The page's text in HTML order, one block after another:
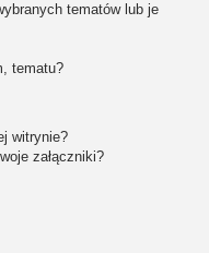
tematów lub je
tematu?
witrynie?
załączniki?